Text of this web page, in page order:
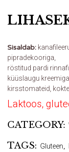
Sisaldab:
pipradekooriga,
röstitud pardi
küüslaugu
kirsstomateid,
Laktoos,
CATEGORY:
TAGS: Gluteen,